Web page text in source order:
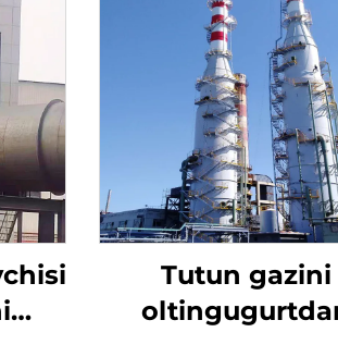
Tutun gazini